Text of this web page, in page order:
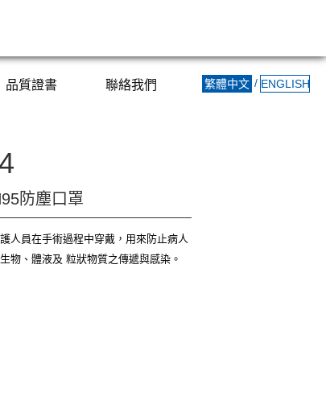
品質證書 聯絡我們 ENGLISH
/
繁體中文
防塵口罩
人員在手術過程中穿戴，用來防止病人
物、體液及 粒狀物質之傳遞與感染。